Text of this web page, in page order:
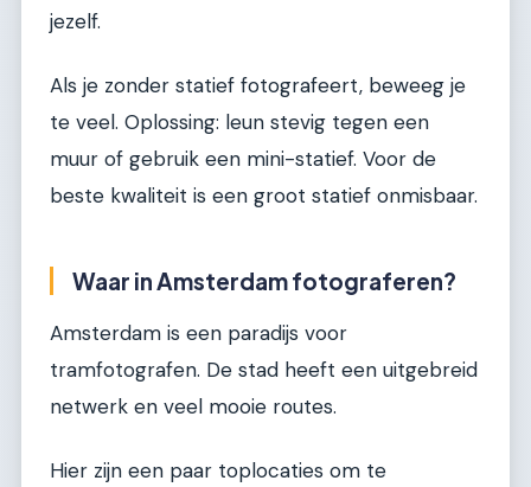
jezelf.
Als je zonder statief fotografeert, beweeg je
te veel. Oplossing: leun stevig tegen een
muur of gebruik een mini-statief. Voor de
beste kwaliteit is een groot statief onmisbaar.
Waar in Amsterdam fotograferen?
Amsterdam is een paradijs voor
tramfotografen. De stad heeft een uitgebreid
netwerk en veel mooie routes.
Hier zijn een paar toplocaties om te